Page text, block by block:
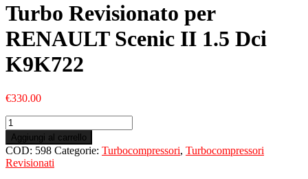
Turbo Revisionato per
RENAULT Scenic II 1.5 Dci
K9K722
€330.00
Turbo
Revisionato
per
RENAULT
Scenic
Aggiungi al carrello
COD: 598 Categorie: Turbocompressori, Turbocompressori
Revisionati